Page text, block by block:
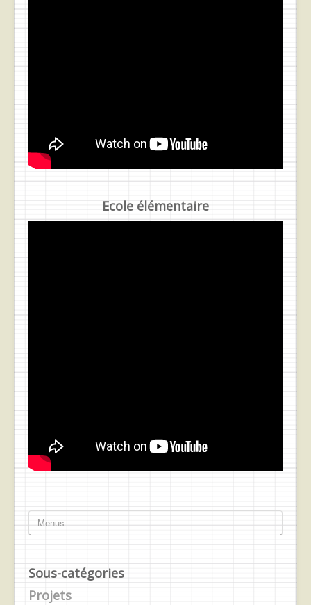
Ecole élémentaire
Menus
Sous-catégories
Projets